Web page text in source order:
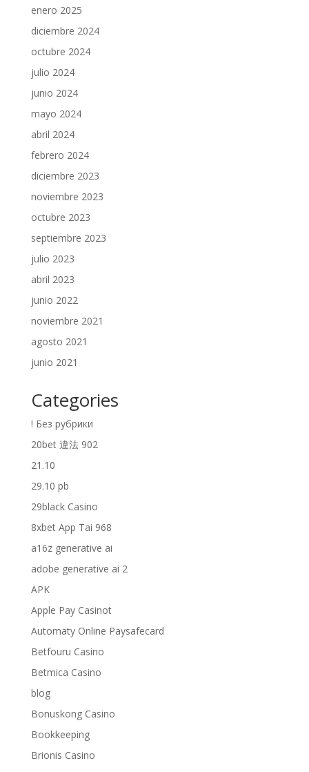
enero 2025
diciembre 2024
octubre 2024
julio 2024
junio 2024
mayo 2024
abril 2024
febrero 2024
diciembre 2023
noviembre 2023
octubre 2023
septiembre 2023
julio 2023
abril 2023
junio 2022
noviembre 2021
agosto 2021
junio 2021
Categories
! Без рубрики
20bet 違法 902
21.10
29.10 pb
29black Casino
8xbet App Tai 968
a16z generative ai
adobe generative ai 2
APK
Apple Pay Casinot
Automaty Online Paysafecard
Betfouru Casino
Betmica Casino
blog
Bonuskong Casino
Bookkeeping
Brionis Casino